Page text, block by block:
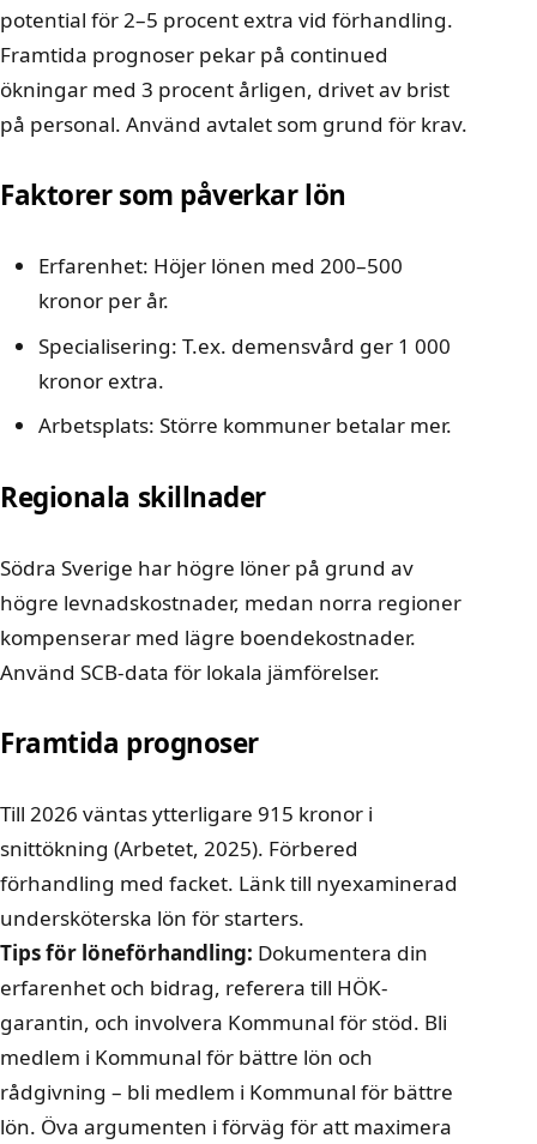
potential för 2–5 procent extra vid förhandling.
Framtida prognoser pekar på continued
ökningar med 3 procent årligen, drivet av brist
på personal. Använd avtalet som grund för krav.
Faktorer som påverkar lön
Erfarenhet: Höjer lönen med 200–500
kronor per år.
Specialisering: T.ex. demensvård ger 1 000
kronor extra.
Arbetsplats: Större kommuner betalar mer.
Regionala skillnader
Södra Sverige har högre löner på grund av
högre levnadskostnader, medan norra regioner
kompenserar med lägre boendekostnader.
Använd SCB-data för lokala jämförelser.
Framtida prognoser
Till 2026 väntas ytterligare 915 kronor i
snittökning (Arbetet, 2025). Förbered
förhandling med facket. Länk till nyexaminerad
undersköterska lön för starters.
Tips för löneförhandling: Dokumentera din
erfarenhet och bidrag, referera till HÖK-
garantin, och involvera Kommunal för stöd. Bli
medlem i Kommunal för bättre lön och
rådgivning – bli medlem i Kommunal för bättre
lön. Öva argumenten i förväg för att maximera